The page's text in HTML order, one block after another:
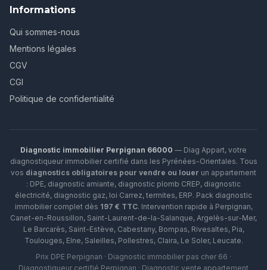
Informations
Qui sommes-nous
Mentions légales
CGV
CGI
Politique de confidentialité
Diagnostic immobilier Perpignan 66000 — Diag Appart, votre
diagnostiqueur immobilier certifié dans les Pyrénées-Orientales. Tous
vos diagnostics obligatoires pour vendre ou louer un appartement
: DPE, diagnostic amiante, diagnostic plomb CREP, diagnostic
électricité, diagnostic gaz, loi Carrez, termites, ERP. Pack diagnostic
immobilier complet dès 197 € TTC. Intervention rapide à Perpignan,
Canet-en-Roussillon, Saint-Laurent-de-la-Salanque, Argelès-sur-Mer,
Le Barcarès, Saint-Estève, Cabestany, Bompas, Rivesaltes, Pia,
Toulouges, Elne, Saleilles, Pollestres, Claira, Le Soler, Leucate.
Prix DPE Perpignan · Diagnostic immobilier pas cher 66 ·
Diagnostiqueur certifié Perpignan · Diagnostic vente appartement